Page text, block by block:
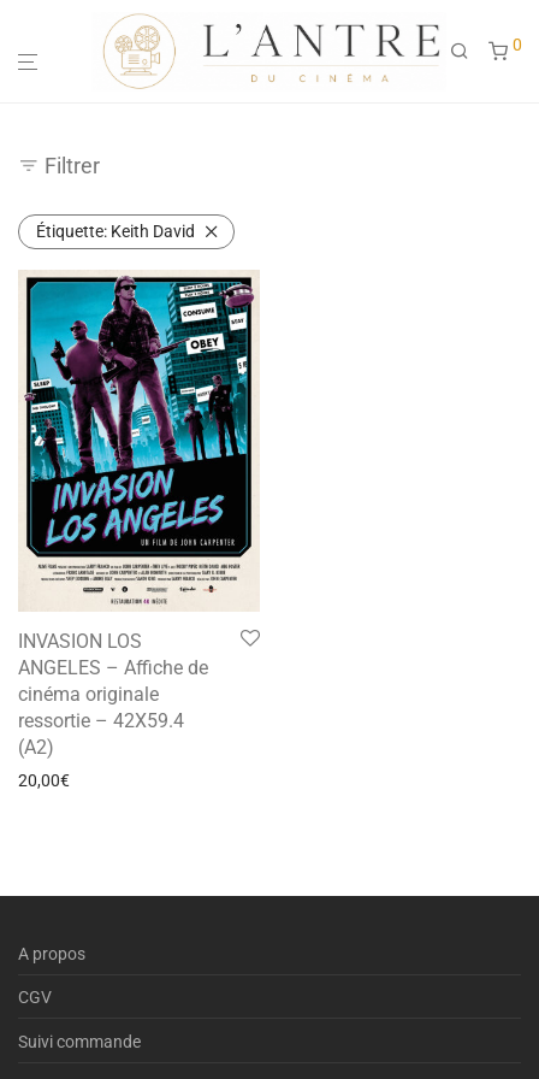
0
Filtrer
Étiquette: Keith David
INVASION LOS
ANGELES – Affiche de
cinéma originale
ressortie – 42X59.4
(A2)
20,00€
A propos
CGV
Suivi commande